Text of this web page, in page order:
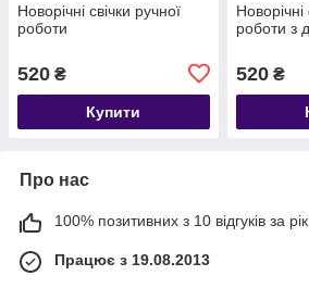
Новорічні свічки ручної
роботи
520 ₴
Купити
Новорічні
роботи з
520₴
Про нас
100% позитивних з 10 відгуків за рік
Працює з 19.08.2013